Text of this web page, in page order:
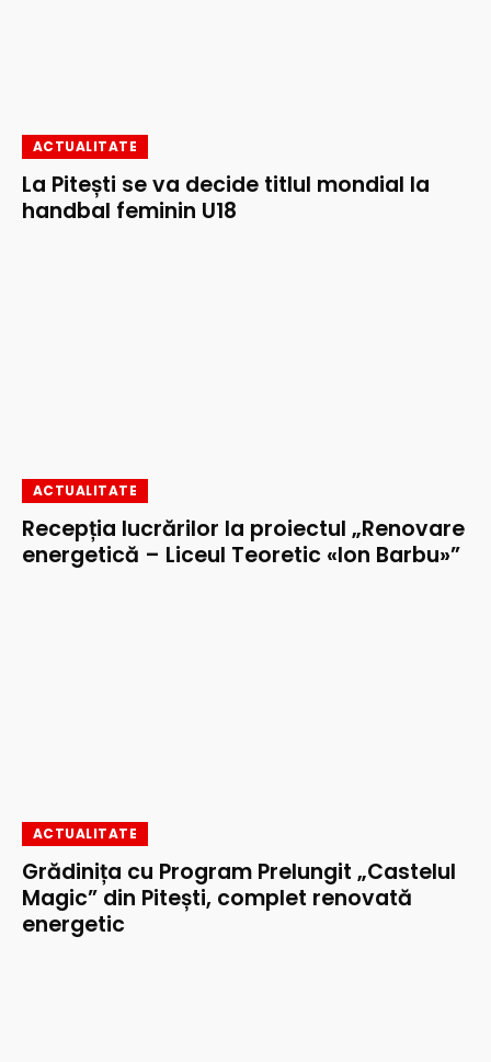
ACTUALITATE
La Pitești se va decide titlul mondial la
handbal feminin U18
ACTUALITATE
Recepția lucrărilor la proiectul „Renovare
energetică – Liceul Teoretic «Ion Barbu»”
ACTUALITATE
Grădinița cu Program Prelungit „Castelul
Magic” din Pitești, complet renovată
energetic